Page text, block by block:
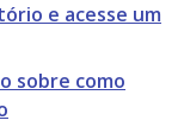
e acesse um
sobre como